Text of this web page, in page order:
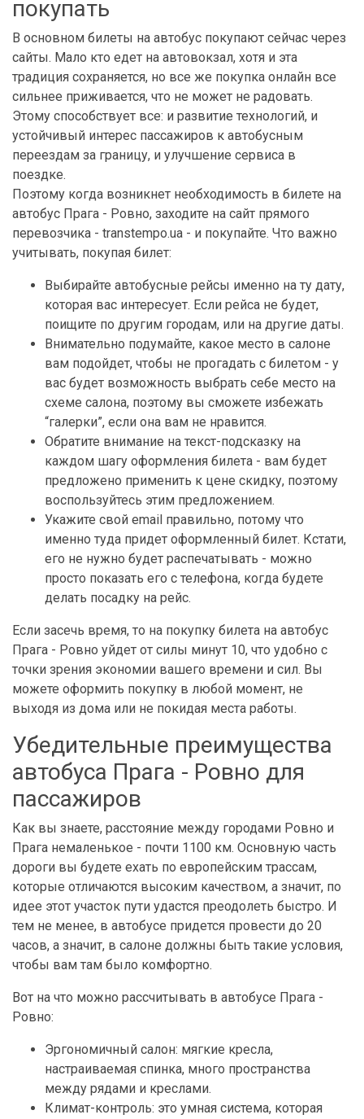
покупать
В основном билеты на автобус покупают сейчас через
сайты. Мало кто едет на автовокзал, хотя и эта
традиция сохраняется, но все же покупка онлайн все
сильнее приживается, что не может не радовать.
Этому способствует все: и развитие технологий, и
устойчивый интерес пассажиров к автобусным
переездам за границу, и улучшение сервиса в
поездке.
Поэтому когда возникнет необходимость в билете на
автобус Прага - Ровно, заходите на сайт прямого
перевозчика - transtempo.ua - и покупайте. Что важно
учитывать, покупая билет:
Выбирайте автобусные рейсы именно на ту дату,
которая вас интересует. Если рейса не будет,
поищите по другим городам, или на другие даты.
Внимательно подумайте, какое место в салоне
вам подойдет, чтобы не прогадать с билетом - у
вас будет возможность выбрать себе место на
схеме салона, поэтому вы сможете избежать
“галерки”, если она вам не нравится.
Обратите внимание на текст-подсказку на
каждом шагу оформления билета - вам будет
предложено применить к цене скидку, поэтому
воспользуйтесь этим предложением.
Укажите свой email правильно, потому что
именно туда придет оформленный билет. Кстати,
его не нужно будет распечатывать - можно
просто показать его с телефона, когда будете
делать посадку на рейс.
Если засечь время, то на покупку билета на автобус
Прага - Ровно уйдет от силы минут 10, что удобно с
точки зрения экономии вашего времени и сил. Вы
можете оформить покупку в любой момент, не
выходя из дома или не покидая места работы.
Убедительные преимущества
автобуса Прага - Ровно для
пассажиров
Как вы знаете, расстояние между городами Ровно и
Прага немаленькое - почти 1100 км. Основную часть
дороги вы будете ехать по европейским трассам,
которые отличаются высоким качеством, а значит, по
идее этот участок пути удастся преодолеть быстро. И
тем не менее, в автобусе придется провести до 20
часов, а значит, в салоне должны быть такие условия,
чтобы вам там было комфортно.
Вот на что можно рассчитывать в автобусе Прага -
Ровно:
Эргономичный салон: мягкие кресла,
настраиваемая спинка, много пространства
между рядами и креслами.
Климат-контроль: это умная система, которая